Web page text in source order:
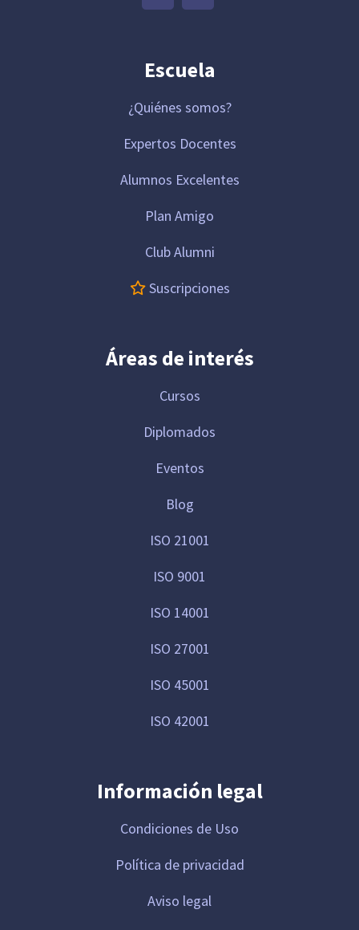
Escuela
¿Quiénes somos?
Expertos Docentes
Alumnos Excelentes
Plan Amigo
Club Alumni
Suscripciones
Áreas de interés
Cursos
Diplomados
Eventos
Blog
ISO 21001
ISO 9001
ISO 14001
ISO 27001
ISO 45001
ISO 42001
Información legal
Condiciones de Uso
Política de privacidad
Aviso legal